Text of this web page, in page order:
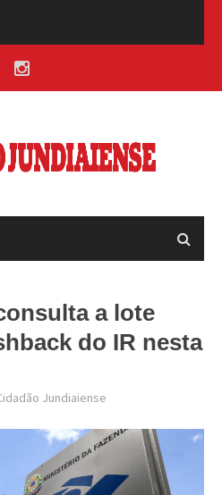
a lote
do IR nesta
Jundiaiense